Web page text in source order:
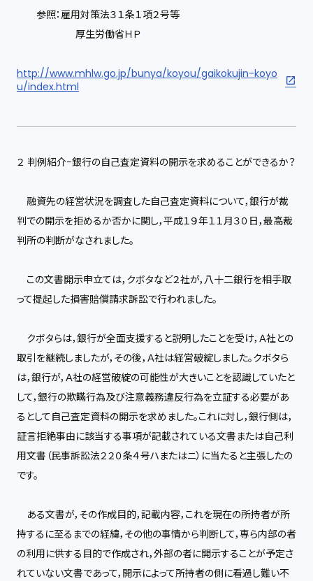
参照：雇用対策法３１条１項２号等
厚生労働省ＨＰ
http://www.mhlw.go.jp/bunya/koyou/gaikokujin-koyo
u/index.html
２ 判例紹介−銀行の自己査定資料の開示を求めることができるか？
融資先の経営状況を調査した自己査定資料について，銀行が裁
判での開示を拒めるか否かに関し，平成１９年１１月３０日，最高裁
判所の判断がなされました。
この文書開示申立ては，クボタなど２社が，八十二銀行を相手取
って提起した損害賠償請求訴訟で行われました。
クボタらは，銀行が全面支援すると説明したことを受け，Ａ社との
取引を継続しましたが，その後，Ａ社は経営破綻しました。クボタら
は，銀行が，Ａ社の経営破綻の可能性が大きいことを認識していたと
して，銀行の欺瞞行為及び注意義務違反行為を立証する必要があ
るとして自己査定資料の開示を求めました。これに対し，銀行側は，
証言拒絶事由に該当する事項が記載されている文書または自己利
用文書（民事訴訟法２２０条４号ハまたはニ）に当たると主張したの
です。
ある文書が，その作成目的，記載内容，これを現在の所持者が所
持するに至るまでの経緯，その他の事情から判断して，専ら内部の者
の利用に供する目的で作成され，外部の者に開示することが予定さ
れていない文書であって，開示によって所持者の側に看過し難い不